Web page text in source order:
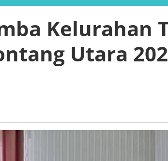
Lomba
Tingkat
Kecamatan
Utara
Kelurahan
Utara